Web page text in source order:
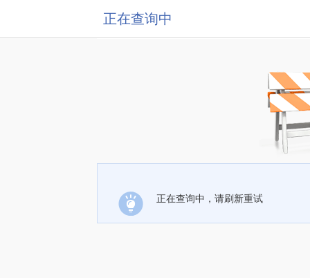
正在查询中
正在查询中，请刷新重试